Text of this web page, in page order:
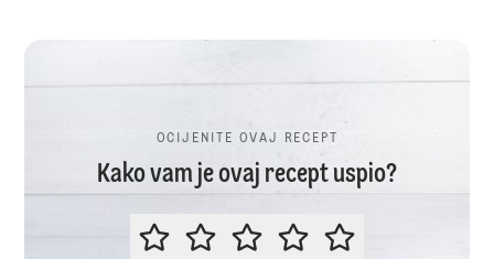
OCIJENITE OVAJ RECEPT
Kako vam je ovaj recept uspio?
OCIJENITE OVAJ RECEPT